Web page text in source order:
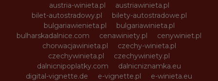
austria-winieta.pl
austriawinieta.pl
bilet-autostradowy.pl
bilety-autostradowe.pl
bulgariawienieta.pl
bulgariawinieta.pl
bulharskadalnice.com
cenawiniety.pl
cenywiniet.pl
chorwacjawinieta.pl
czechy-winieta.pl
czechywinieta.pl
czechywiniety.pl
dalnicnipoplatky.com
dalnicniznamka.eu
digital-vignette.de
e-vignette.pl
e-winieta.eu